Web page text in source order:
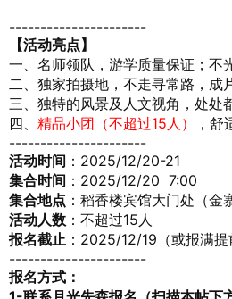
----------------------
【活动亮点】
一、名师领队，游学质量保证；不
二、独家拍摄地，不走寻常路，成
三、独特的风景及人文视角 ，处处
四、 精品小团（不超过15人）
，舒
----------------------
活动时间 ：2025/12/20-21
集合时间 ：2025/12/20 7:00
集合地点 ：稻香楼宾馆大门处（金
活动人数 ：不超过15人
报名截止 ：2025/12/19（或报满提
----------------------
报名方式：